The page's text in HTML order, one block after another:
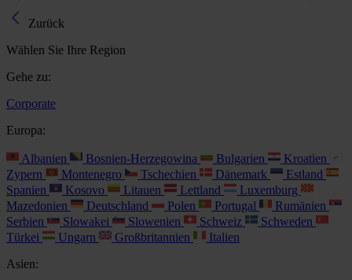
Zurück
Wählen Sie Ihre Region
Gehe zu:
Corporate
Europa:
Albanien Bosnien-Herzegowina Bulgarien
Kroatien
Zypern
Montenegro Tschechien Dänemark
Estland
Spanien
Kosovo Litauen Lettland
Luxemburg
Mazedonien
Deutschland Polen Portugal
Rumänien
Serbien
Slowakei Slowenien Schweiz
Schweden
Türkei
Ungarn Großbritannien
Italien
Asien: